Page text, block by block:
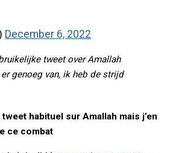
December 6, 2022
tweet over Amallah
genoeg van, ik heb de strijd
habituel sur Amallah mais j’en
ce combat